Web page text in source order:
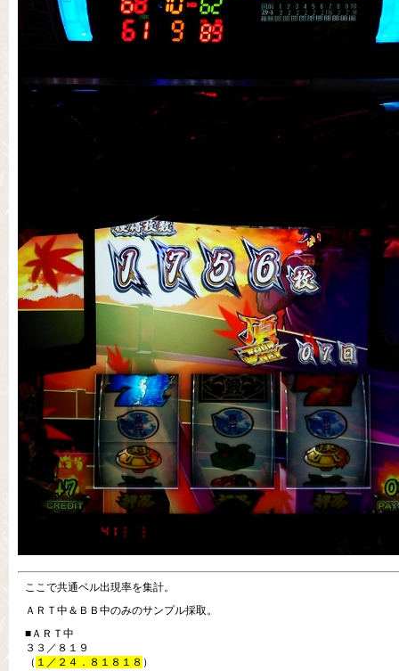
ここで共通ベル出現率を集計。
ＡＲＴ中＆ＢＢ中のみのサンプル採取。
■ＡＲＴ中
３３／８１９
（ １／２４．８１８１８ ）